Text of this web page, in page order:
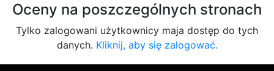
Oceny na poszczególnych stronach
Tylko zalogowani użytkownicy maja dostęp do tych
danych. Kliknij, aby się zalogować.